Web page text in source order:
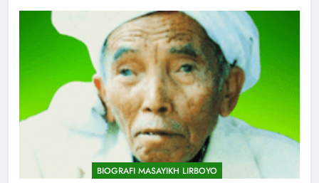
BIOGRAFI MASAYIKH LIRBOYO
744
Himasal Semen Sumbang
Pembangunan Kantor Himasal
POJOK LIRBOYO
Delegasi MQK Kota Kediri
Menuju Probolinggo
POJOK LIRBOYO